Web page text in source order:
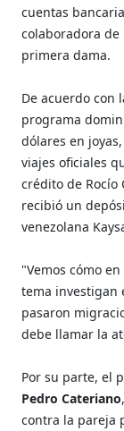
cuentas
colaboradora
primera dama.
De acuerdo con
programa
dólares en
viajes oficiales
crédito de Rocío
recibió un
venezolana
"Vemos cómo
tema investigan
pasaron
debe llamar la
Por su parte, el
Pedro Cateriano
contra la pareja